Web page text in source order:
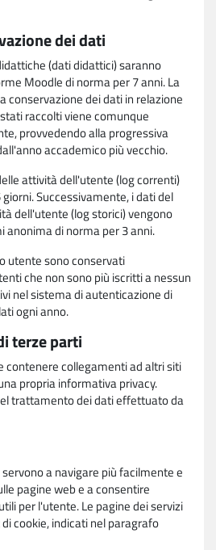
dei dati
(dati didattici) saranno
Moodle di norma per 7 anni. La
conservazione dei dati in relazione
raccolti viene comunque
provvedendo alla progressiva
accademico più vecchio.
attività dell'utente (log correnti)
Successivamente, i dati del
dell'utente (log storici) vengono
anonima di norma per 3 anni.
utente sono conservati
che non sono più iscritti a nessun
nel sistema di autenticazione di
ogni anno.
terze parti
contenere collegamenti ad altri siti
propria informativa privacy.
trattamento dei dati effettuato da
a navigare più facilmente e
pagine web e a consentire
per l'utente. Le pagine dei servizi
cookie, indicati nel paragrafo